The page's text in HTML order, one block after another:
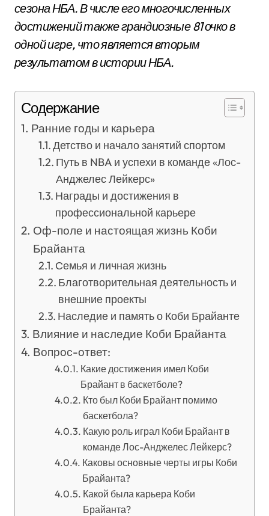
сезона НБА. В числе его многочисленных
достижений также грандиозные 81 очко в
одной игре, что является вторым
результатом в истории НБА.
Содержание
Ранние годы и карьера
Детство и начало занятий спортом
Путь в NBA и успехи в команде «Лос-
Анджелес Лейкерс»
Награды и достижения в
профессиональной карьере
Оф-поле и настоящая жизнь Коби
Брайанта
Семья и личная жизнь
Благотворительная деятельность и
внешние проекты
Наследие и память о Коби Брайанте
Влияние и наследие Коби Брайанта
Вопрос-ответ:
Какие достижения имел Коби
Брайант в баскетболе?
Кто был Коби Брайант помимо
баскетбола?
Какую роль играл Коби Брайант в
команде Лос-Анджелес Лейкерс?
Каковы основные черты игры Коби
Брайанта?
Какой была карьера Коби
Брайанта?